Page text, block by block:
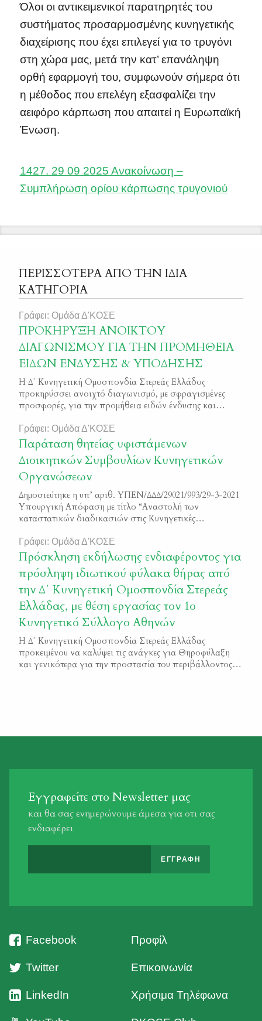
Όλοι οι αντικειμενικοί παρατηρητές του
συστήματος προσαρμοσμένης κυνηγετικής
διαχείρισης που έχει επιλεγεί για το τρυγόνι
στη χώρα μας, μετά την κατ’ επανάληψη
ορθή εφαρμογή του, συμφωνούν σήμερα ότι
η μέθοδος που επελέγη εξασφαλίζει την
αειφόρο κάρπωση που απαιτεί η Ευρωπαϊκή
Ένωση.
1427. 29 09 2025 Ανακοίνωση –
Συμπλήρωση ορίου κάρπωσης τρυγονιού
ΠΕΡΙΣΣΟΤΕΡΑ ΑΠΟ ΤΗΝ ΙΔΙΑ
ΚΑΤΗΓΟΡΙΑ
Γράφει: Ομάδα Δ'ΚΟΣΕ
ΠΡΟΚΗΡΥΞΗ ΑΝΟΙΚΤΟΥ
ΔΙΑΓΩΝΙΣΜΟΥ ΓΙΑ ΤΗΝ ΠΡΟΜΗΘΕΙΑ
ΕΙΔΩΝ ΕΝΔΥΣΗΣ & ΥΠΟΔΗΣΗΣ
Η Δ΄ Κυνηγετική Ομοσπονδία Στερεάς Ελλάδος
προκηρύσσει ανοιχτό διαγωνισμό, με σφραγισμένες
προσφορές, για την προμήθεια ειδών ένδυσης και
Φυλάκων Θήρας της Κυνηγετικής Ομοσπονδίας Στερεάς
Ελλάδας. Κριτήριο αξιολόγησης ορίζεται η συμφερότερη
προσφορά λαμβανομένης υπόψη και της ποιότητας των
ενδυμάτων – υποδημάτων. Όσοι επιθυμούν να
συμμετάσχουν στον διαγωνισμό μπορούν […]
Γράφει: Ομάδα Δ'ΚΟΣΕ
Παράταση θητείας υφιστάμενων
Διοικητικών Συμβουλίων Κυνηγετικών
Οργανώσεων
Δημοσιεύτηκε η υπ’ αριθ. ΥΠΕΝ/ΔΔΔ/29021/993/29-3-2021
Υπουργική Απόφαση με τίτλο “Αναστολή των
καταστατικών διαδικασιών στις Κυνηγετικές
διαδικασιών) – Παράταση θητείας υφιστάμενων
Διοικητικών Συμβουλίων”. Μπορείτε να διαβάσετε την εν
λόγω απόφαση εδώ ΦΕΚ 1314/Β/2021
Γράφει: Ομάδα Δ'ΚΟΣΕ
Πρόσκληση εκδήλωσης ενδιαφέροντος για
πρόσληψη ιδιωτικού φύλακα θήρας από
την Δ΄ Κυνηγετική Ομοσπονδία Στερεάς
Ελλάδας, με θέση εργασίας τον 1ο
Κυνηγετικό Σύλλογο Αθηνών
Η Δ΄ Κυνηγετική Ομοσπονδία Στερεάς Ελλάδας
προκειμένου να καλύψει τις ανάγκες για Θηροφύλαξη
και γενικότερα για την προστασία του περιβάλλοντος
[…]
Εγγραφείτε στο Newsletter μας
και θα σας ενημερώνουμε άμεσα για οτι σας
ενδιαφέρει
Facebook
Twitter
LinkedIn
Προφίλ
Επικοινωνία
Χρήσιμα Τηλέφωνα